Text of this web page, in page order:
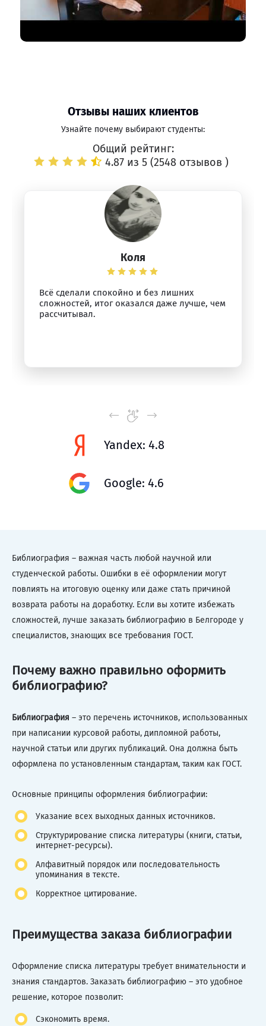
Отзывы наших клиентов
Узнайте почему выбирают студенты:
Общий рейтинг:
4.87 из 5 (2548 отзывов )
Коля
Всё сделали спокойно и без лишних
сложностей, итог оказался даже лучше, чем
рассчитывал.
Yandex: 4.8
Google: 4.6
Библиография – важная часть любой научной или
студенческой работы. Ошибки в её оформлении могут
повлиять на итоговую оценку или даже стать причиной
возврата работы на доработку. Если вы хотите избежать
сложностей, лучше заказать библиографию в Белгороде у
специалистов, знающих все требования ГОСТ.
Почему важно правильно оформить
библиографию?
Библиография – это перечень источников, использованных
при написании курсовой работы, дипломной работы,
научной статьи или других публикаций. Она должна быть
оформлена по установленным стандартам, таким как ГОСТ.
Основные принципы оформления библиографии:
Указание всех выходных данных источников.
Структурирование списка литературы (книги, статьи,
интернет-ресурсы).
Алфавитный порядок или последовательность
упоминания в тексте.
Корректное цитирование.
Преимущества заказа библиографии
Оформление списка литературы требует внимательности и
знания стандартов. Заказать библиографию – это удобное
решение, которое позволит:
Сэкономить время.